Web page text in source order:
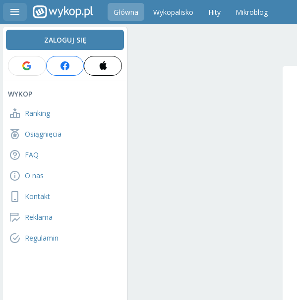
Główna Wykopalisko Hity Mikroblog
ZALOGUJ SIĘ
WYKOP
Ranking
Osiągnięcia
FAQ
O nas
Kontakt
Reklama
Regulamin